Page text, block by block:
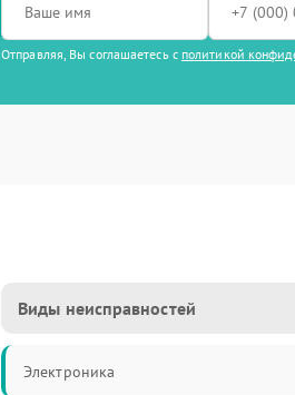
Отправляя, Вы соглашаетесь с политикой
Виды неисправностей
Электроника